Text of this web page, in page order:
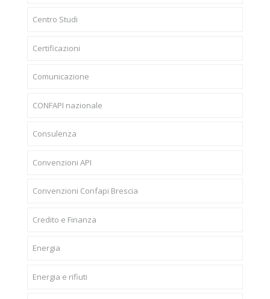
Centro Studi
Certificazioni
Comunicazione
CONFAPI nazionale
Consulenza
Convenzioni API
Convenzioni Confapi Brescia
Credito e Finanza
Energia
Energia e rifiuti